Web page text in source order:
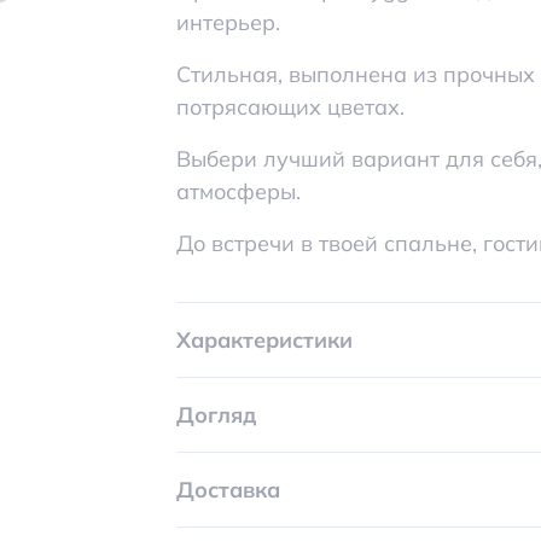
потрясающих цветах.
Выбери лучший вариант для
атмосферы.
До встречи в твоей спальне,
Догляд
Доставка
Оплата